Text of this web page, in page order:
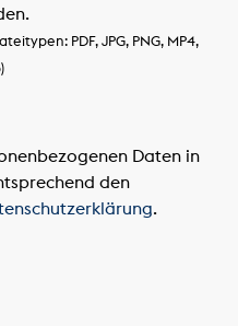
PDF, JPG, PNG, MP4,
Daten in
den
.